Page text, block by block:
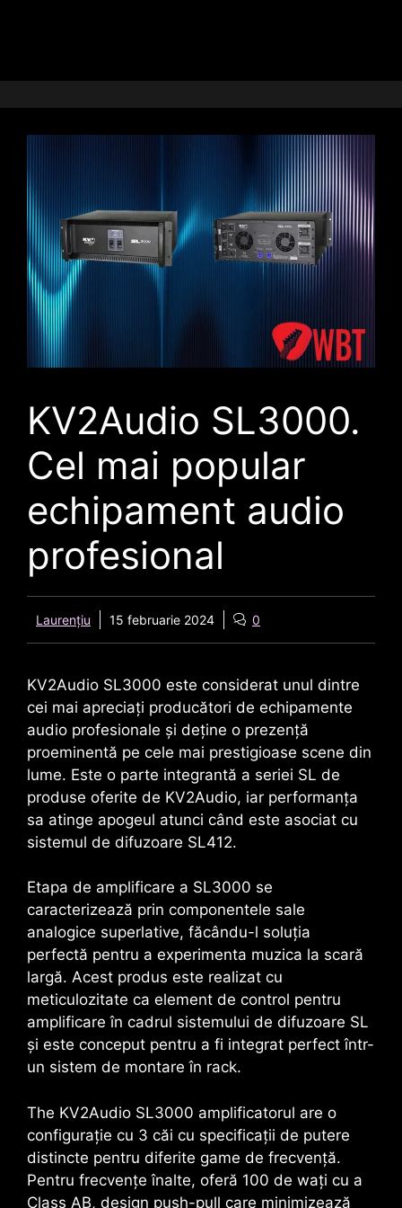
KV2Audio SL3000.
Cel mai popular
echipament audio
profesional
Laurențiu 15 februarie 2024 0
KV2Audio SL3000 este considerat unul dintre
cei mai apreciați producători de echipamente
audio profesionale și deține o prezență
proeminentă pe cele mai prestigioase scene din
lume. Este o parte integrantă a seriei SL de
produse oferite de KV2Audio, iar performanța
sa atinge apogeul atunci când este asociat cu
sistemul de difuzoare SL412.
Etapa de amplificare a SL3000 se
caracterizează prin componentele sale
analogice superlative, făcându-l soluția
perfectă pentru a experimenta muzica la scară
largă. Acest produs este realizat cu
meticulozitate ca element de control pentru
amplificare în cadrul sistemului de difuzoare SL
și este conceput pentru a fi integrat perfect într-
un sistem de montare în rack.
The KV2Audio SL3000 amplificatorul are o
configurație cu 3 căi cu specificații de putere
distincte pentru diferite game de frecvență.
Pentru frecvențe înalte, oferă 100 de wați cu a
Class AB, design push-pull care minimizează